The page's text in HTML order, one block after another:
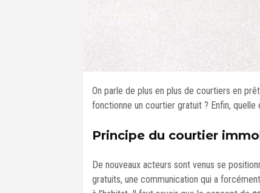
On parle de plus en plus de courtiers en
fonctionne un courtier gratuit ? Enfin,
Principe du courtier
De nouveaux acteurs sont venus se
gratuits, une communication qui a